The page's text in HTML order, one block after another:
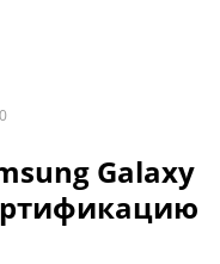
Galaxy